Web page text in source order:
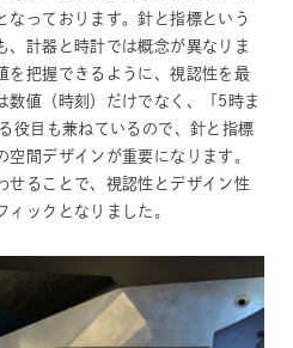
なっております。針と指標という
、計器と時計では概念が異なりま
を把握できるように、視認性を最
数値（時刻）だけでなく、「5時ま
役目も兼ねているので、針と指標
間デザインが重要になります。
せることで、視認性とデザイン性
ィックとなりました。